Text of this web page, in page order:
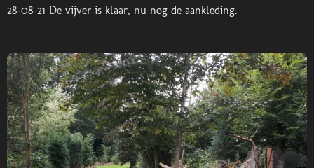
28-08-21 De vijver is klaar, nu nog de aankleding.